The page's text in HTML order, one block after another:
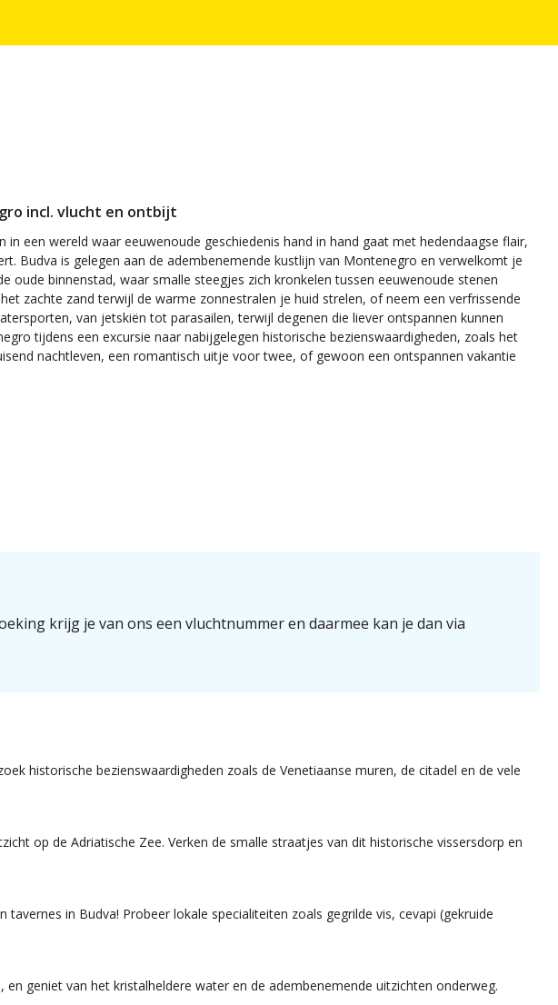
incl. vlucht en ontbijt
een wereld waar eeuwenoude geschiedenis hand in hand gaat met hedendaagse flair,
Budva is gelegen aan de adembenemende kustlijn van Montenegro en verwelkomt je
binnenstad, waar smalle steegjes zich kronkelen tussen eeuwenoude stenen
zachte zand terwijl de warme zonnestralen je huid strelen, of neem een verfrissende
van jetskiën tot parasailen, terwijl degenen die liever ontspannen kunnen
tijdens een excursie naar nabijgelegen historische bezienswaardigheden, zoals het
nachtleven, een romantisch uitje voor twee, of gewoon een ontspannen vakantie
krijg je van ons een vluchtnummer en daarmee kan je dan via
historische bezienswaardigheden zoals de Venetiaanse muren, de citadel en de vele
op de Adriatische Zee. Verken de smalle straatjes van dit historische vissersdorp en
in Budva! Probeer lokale specialiteiten zoals gegrilde vis, cevapi (gekruide
geniet van het kristalheldere water en de adembenemende uitzichten onderweg.